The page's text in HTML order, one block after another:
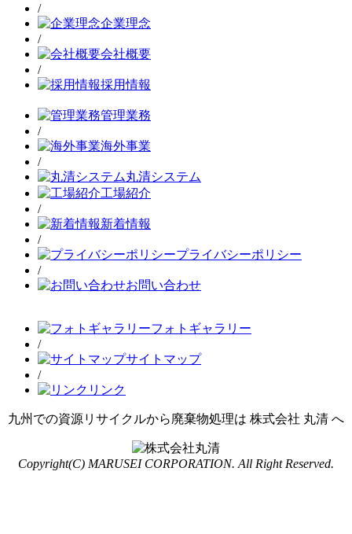
/
企業理念
/
会社概要
/
採用情報
管理業務
/
海外事業
/
丸清システム
工場紹介
/
新着情報
/
プライバシーポリシー
/
お問い合わせ
フォトギャラリー
/
サイトマップ
/
リンク
九州での資源リサイクルから廃棄物処理は 株式会社 丸清 へ
Copyright(C) MARUSEI CORPORATION. All Right Reserved.